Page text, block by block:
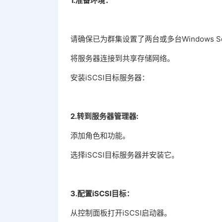
请确保已为群集设置了两台或多台Windows
将服务器连接到共享存储网络。
安装iSCSI目标服务器：
2.转到服务器管理器:
添加角色和功能。
选择iSCSI目标服务器并安装它。
3.配置iSCSI目标：
从控制面板打开iSCSI启动器。